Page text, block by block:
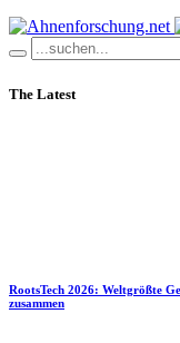
The Latest
RootsTech 2026: Weltgrößte
zusammen